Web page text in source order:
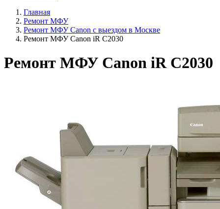
Главная
Ремонт МФУ
Ремонт МФУ Canon с выездом в Москве
Ремонт МФУ Canon iR C2030
Ремонт МФУ Canon iR C2030